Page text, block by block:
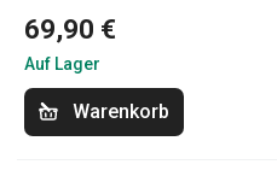
69,90 €
Auf Lager
Warenkorb